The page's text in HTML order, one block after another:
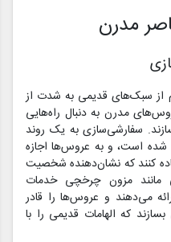
مدرن
از سبک‌های قدیمی به شدت از
مدرن به دنبال راه‌هایی
سفارشی‌سازی به یک روند
است، و به عروس‌ها اجازه
کنند که نشان‌دهنده شخصیت
مانند مزون چرخچی خدمات
می‌دهند و عروس‌ها را قادر
که الهامات قدیمی را با